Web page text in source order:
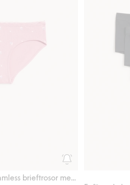
Körsbärsmönstrade seamless brieftrosor med spets